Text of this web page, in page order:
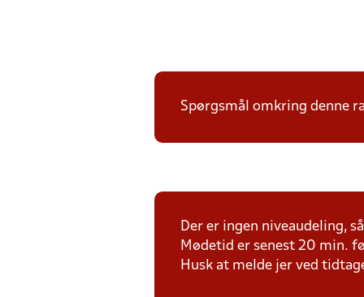
Spørgsmål omkring denne
Der er ingen niveaudeling,
Mødetid er senest 20 min.
Husk at melde jer ved